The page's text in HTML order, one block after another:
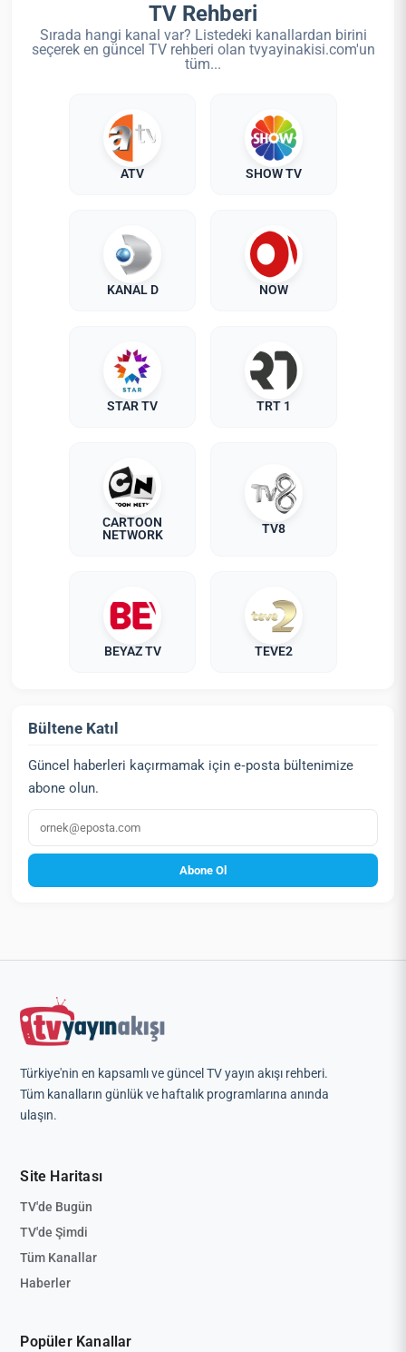
TV Rehberi
Sırada hangi kanal var? Listedeki kanallardan birini
seçerek en güncel TV rehberi olan tvyayinakisi.com'un
tüm...
ATV SHOW TV
KANAL D NOW
STAR TV TRT 1
CARTOON
NETWORK
TV8
BEYAZ TV TEVE2
Bültene Katıl
Güncel haberleri kaçırmamak için e‑posta bültenimize
abone olun.
E‑posta
Abone Ol
Türkiye'nin en kapsamlı ve güncel TV yayın akışı rehberi.
Tüm kanalların günlük ve haftalık programlarına anında
ulaşın.
Site Haritası
TV'de Bugün
TV'de Şimdi
Tüm Kanallar
Haberler
Popüler Kanallar